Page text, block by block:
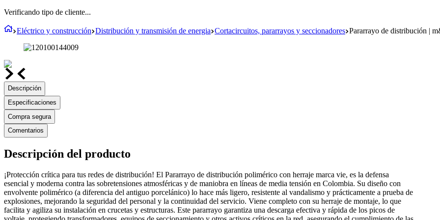
Verificando tipo de cliente...
Eléctrico y construcción Distribución y transmisión de energia Cortacircuitos, pararrayos y seccionadores Pararrayo de distribución |
Descripción
Especificaciones
Compra segura
Comentarios
Descripción del producto
¡Protección crítica para tus redes de distribución! El Pararrayo de distribución polimérico con herraje marca vie, es la defensa
esencial y moderna contra las sobretensiones atmosféricas y de maniobra en líneas de media tensión en Colombia. Su diseño con
envolvente polimérico (a diferencia del antiguo porcelánico) lo hace más ligero, resistente al vandalismo y prácticamente a prueba de
explosiones, mejorando la seguridad del personal y la continuidad del servicio. Viene completo con su herraje de montaje, lo que
facilita y agiliza su instalación en crucetas y estructuras. Este pararrayo garantiza una descarga efectiva y rápida de los picos de